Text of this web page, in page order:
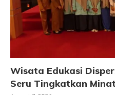
Wisata Edukasi
Seru Tingkatkan